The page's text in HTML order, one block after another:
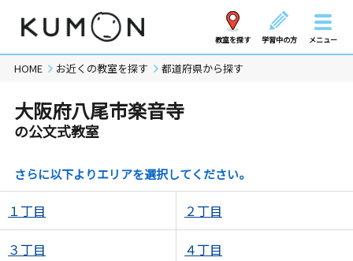
教室を探す 学習中の方 メニュー
HOME お近くの教室を探す 都道府県から探す
大阪府八尾市楽音寺
の公文式教室
さらに以下よりエリアを選択してください。
１丁目 ２丁目
３丁目 ４丁目